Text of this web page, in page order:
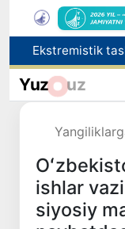
Yuz uz
ishlar
siyosiy